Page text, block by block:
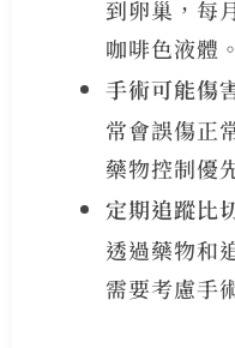
到卵巢，每
咖啡色液體。
手術可能傷
常會誤傷正
藥物控制優
定期追蹤比
透過藥物和
需要考慮手